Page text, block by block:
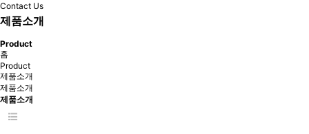
Contact Us
제품소개
Product
홈
Product
제품소개
제품소개
제품소개